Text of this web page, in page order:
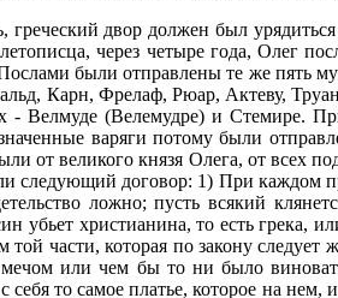
двор должен был
через четыре года, Олег
были отправлены те же
Карн, Фрелаф, Рюар, Актеву,
- Велмуде (Велемудре) и
варяги потому были
от великого князя Олега, от всех
договор: 1) При каждом
ложно; пусть всякий
убьет христианина, то есть грека,
части, которая по закону
или чем бы то ни было
то самое платье, которое на